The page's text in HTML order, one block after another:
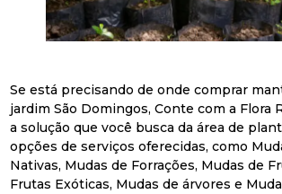
Se está precisando de onde comprar
jardim São Domingos, Conte com a Flora
a solução que você busca da área de
opções de serviços oferecidas, como
Nativas, Mudas de Forrações, Mudas de
Frutas Exóticas, Mudas de árvores e